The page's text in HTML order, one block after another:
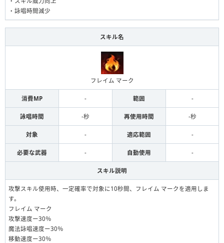
・詠唱時間減少
スキル名
フレイム マーク
消費MP - 範囲 -
詠唱時間 -秒 再使用時間 -秒
対象 - 適応範囲 -
必要な武器 - 自動使用 -
スキル説明
攻撃スキル使用時、一定確率で対象に10秒間、フレイム マークを適用しま
す。
フレイム マーク
攻撃速度ー30％
魔法詠唱速度ー30％
移動速度ー30％